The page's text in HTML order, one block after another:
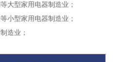
大型家用电器制造业；
小型家用电器制造业；
造业；